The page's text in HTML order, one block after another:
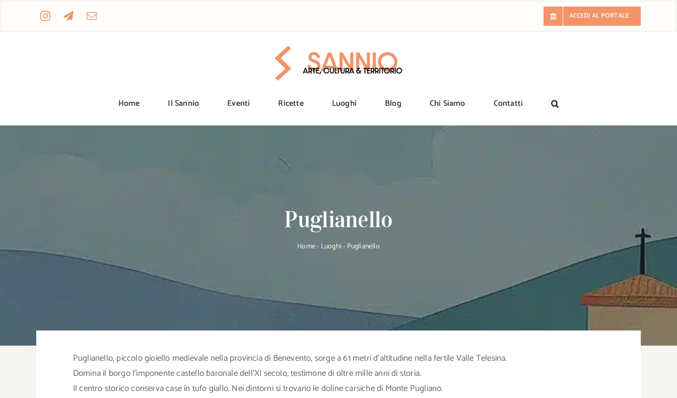
ACCEDI AL PORTALE
Home Il Sannio Eventi Ricette Luoghi Blog Chi Siamo Contatti
Puglianello
Home- Luoghi- Puglianello
Puglianello, piccolo gioiello medievale nella provincia di Benevento, sorge a 61 metri d’altitudine nella fertile Valle Telesina.
Domina il borgo l’imponente castello baronale dell’XI secolo, testimone di oltre mille anni di storia.
Il centro storico conserva case in tufo giallo. Nei dintorni si trovano le doline carsiche di Monte Pugliano.